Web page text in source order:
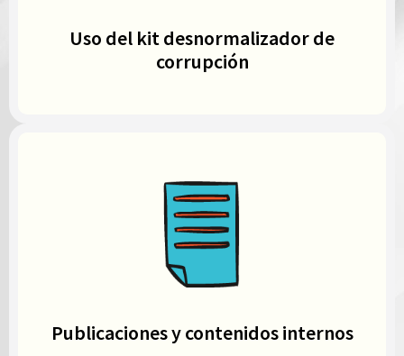
Uso del kit desnormalizador de
corrupción
Publicaciones y contenidos internos